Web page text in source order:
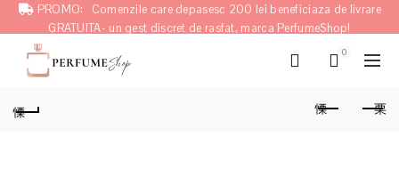
PROMO:
Comenzile care depasesc 200 lei beneficiaza de livrare
GRATUITA- un gest discret de rasfat, marca PerfumeShop!
0